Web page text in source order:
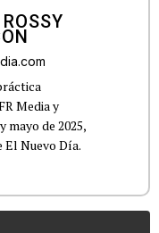
Media y
mayo de 2025,
El Nuevo Día.